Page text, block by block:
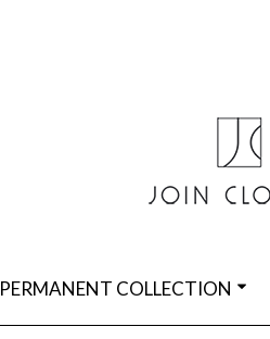
PERMANENT COLLECTION